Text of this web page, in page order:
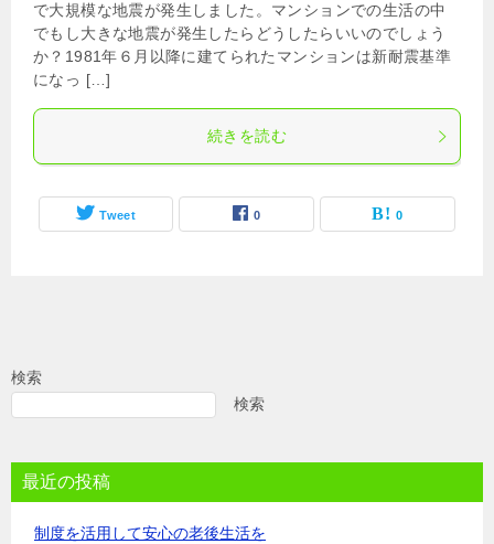
で大規模な地震が発生しました。マンションでの生活の中
でもし大きな地震が発生したらどうしたらいいのでしょう
か？1981年６月以降に建てられたマンションは新耐震基準
になっ […]
続きを読む
Tweet 0 0
検索
検索
最近の投稿
制度を活用して安心の老後生活を